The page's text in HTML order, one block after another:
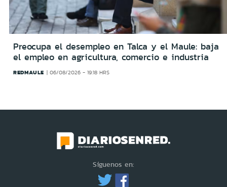
Preocupa el desempleo en Talca y el Maule: baja
el empleo en agricultura, comercio e industria
REDMAULE 06/08/2026 - 19:18 HRS
Síguenos en: